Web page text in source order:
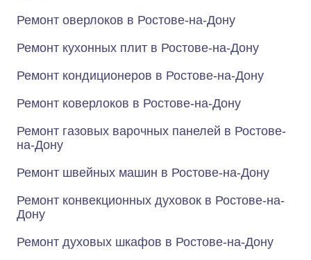
Ремонт оверлоков в Ростове-на-Дону
Ремонт кухонных плит в Ростове-на-Дону
Ремонт кондиционеров в Ростове-на-Дону
Ремонт коверлоков в Ростове-на-Дону
Ремонт газовых варочных панелей в Ростове-
на-Дону
Ремонт швейных машин в Ростове-на-Дону
Ремонт конвекционных духовок в Ростове-на-
Дону
Ремонт духовых шкафов в Ростове-на-Дону